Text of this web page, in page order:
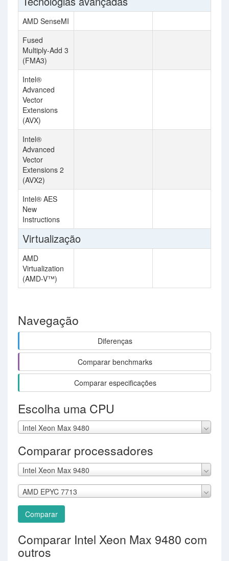
AMD SenseMI
Fused
Multiply-Add 3
(FMA3)
Intel®
Advanced
Vector
Extensions
(AVX)
Intel®
Advanced
Vector
Extensions 2
(AVX2)
Intel® AES
New
Instructions
Virtualização
AMD
Virtualization
(AMD-V™)
Navegação
Diferenças
Comparar benchmarks
Comparar especificações
Escolha uma CPU
Intel Xeon Max 9480
Comparar processadores
Intel Xeon Max 9480
AMD EPYC 7713
Comparar
Comparar Intel Xeon Max 9480 com
outros